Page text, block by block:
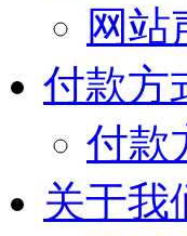
网站
付款方
付款
关于我